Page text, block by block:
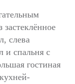
слева
и спальня с
гостиная